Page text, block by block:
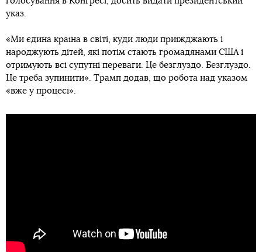
указ.
«Ми єдина країна в світі, куди люди приїжджають і
народжують дітей, які потім стають громадянами США і
отримують всі супутні переваги. Це безглуздо. Безглуздо.
Це треба зупинити». Трамп додав, що робота над указом
«вже у процесі».